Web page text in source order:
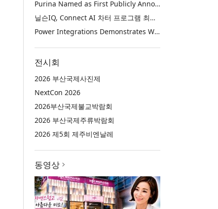
Purina Named as First Publicly Announced NIQ ConnectAI Charter Client
닐슨IQ, Connect AI 차터 프로그램 최초 고객사 ‘퓨리나’ 선정
Power Integrations Demonstrates World’s First 2200 V GaN Technology for Next-Era High-Voltage Power Systems
전시회
2026 부산국제사진제
NextCon 2026
2026부산국제불교박람회
2026 부산국제주류박람회
2026 제5회 제주비엔날레
동영상